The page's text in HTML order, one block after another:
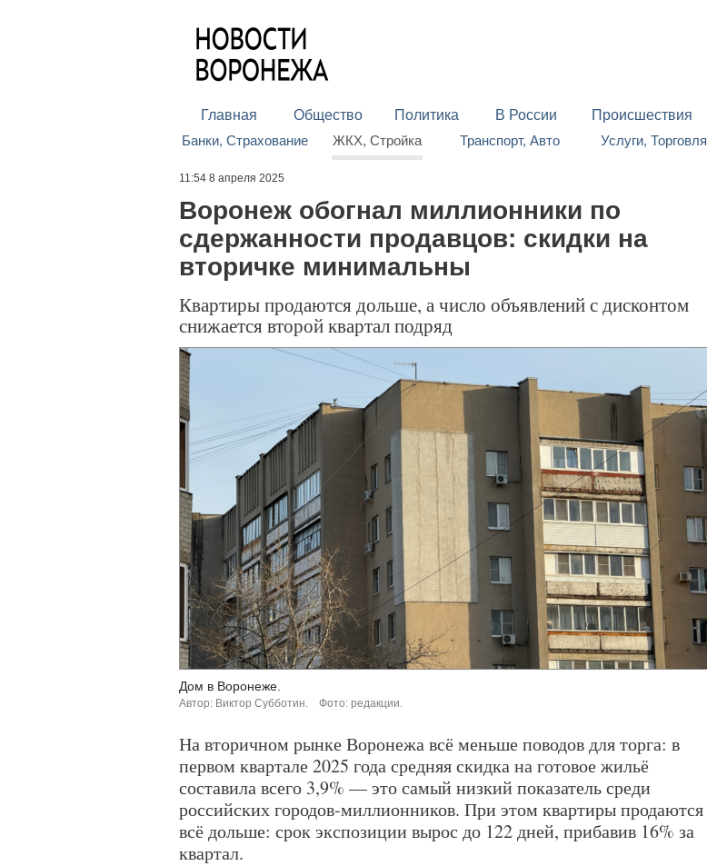
Главная Общество Политика В России Происшествия
Банки, Страхование
ЖКХ, Стройка Транспорт, Авто Услуги, Торговля
11:54 8 апреля 2025
Воронеж обогнал миллионники по
сдержанности продавцов: скидки на
вторичке минимальны
Квартиры продаются дольше, а число объявлений с дисконтом
снижается второй квартал подряд
Дом в Воронеже.
Автор: Виктор Субботин. Фото: редакции.
На вторичном рынке Воронежа всё меньше поводов для торга: в
первом квартале 2025 года средняя скидка на готовое жильё
составила всего 3,9% — это самый низкий показатель среди
российских городов-миллионников. При этом квартиры продаются
всё дольше: срок экспозиции вырос до 122 дней, прибавив 16% за
квартал.